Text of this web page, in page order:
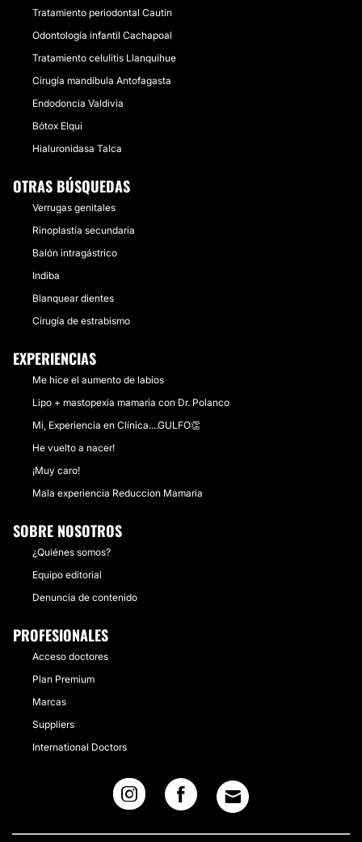
Tratamiento periodontal Cautín
Odontología infantil Cachapoal
Tratamiento celulitis Llanquihue
Cirugía mandíbula Antofagasta
Endodoncia Valdivia
Bótox Elqui
Hialuronidasa Talca
OTRAS BÚSQUEDAS
Verrugas genitales
Rinoplastía secundaria
Balón intragástrico
Indiba
Blanquear dientes
Cirugía de estrabismo
EXPERIENCIAS
Me hice el aumento de labios
Lipo + mastopexia mamaria con Dr. Polanco
Mi, Experiencia en Clínica....GULFO👏
He vuelto a nacer!
¡Muy caro!
Mala experiencia Reduccion Mamaria
SOBRE NOSOTROS
¿Quiénes somos?
Equipo editorial
Denuncia de contenido
PROFESIONALES
Acceso doctores
Plan Premium
Marcas
Suppliers
International Doctors